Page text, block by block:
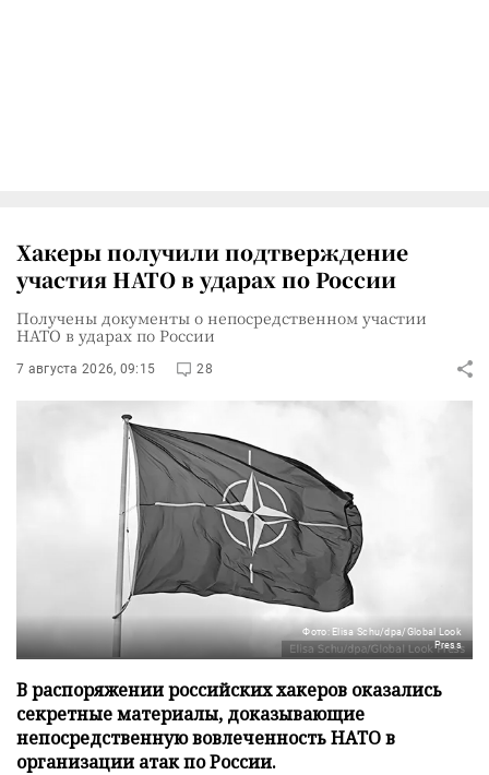
Хакеры получили подтверждение
участия НАТО в ударах по России
Получены документы о непосредственном участии
НАТО в ударах по России
7 августа 2026, 09:15 28
Фото: Elisa Schu/dpa/Global Look
Press
В распоряжении российских хакеров оказались
секретные материалы, доказывающие
непосредственную вовлеченность НАТО в
организации атак по России.